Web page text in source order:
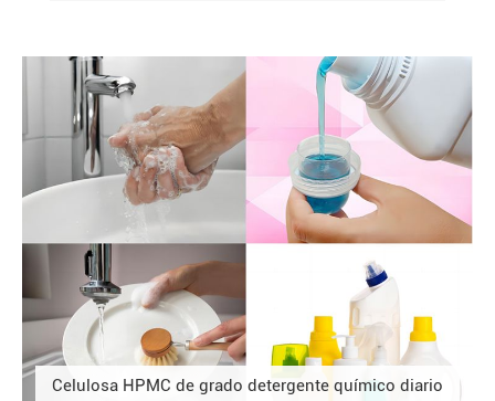
Celulosa HPMC de grado detergente químico diario